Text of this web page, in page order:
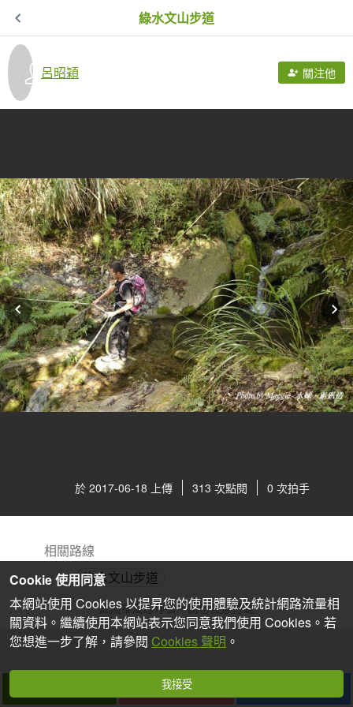
綠水文山步道
呂昭穎 關注他
於 2017-06-18 上傳 313 次點閱 0 次拍手
相關路線
綠水文山步道
此版權屬原作者，請勿任意轉載
收藏
Cookie 使用同意
本網站使用 Cookies 以提昇您的使用體驗及統計網路流量相
關資料。繼續使用本網站表示您同意我們使用 Cookies。若
您想進一步了解，請參閱 Cookies 聲明 。
我接受